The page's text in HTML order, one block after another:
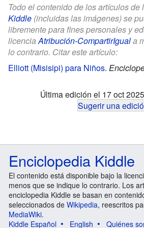
Todo el contenido de los artículos de
Kiddle (incluidas las imágenes) se
libremente para fines personales y
licenciaAtribución-CompartirIguala
lo contrario. Citar este artículo:
Elliott (Misisipi) para Niños.
Última edición el 17 oct
Sugerir una
Enciclopedia Kiddle
El contenido está disponible bajo la
menos que se indique lo contrario. Los
enciclopedia Kiddle se basan en
seleccionados de Wikipedia, reescritos
MediaWiki.
Kiddle Español
English Quiénes